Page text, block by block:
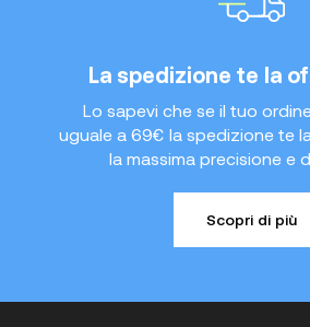
La spedizione te la
Lo sapevi che se il tuo
uguale a 69€ la spedizione te
la massima precisione e
Scopri di più